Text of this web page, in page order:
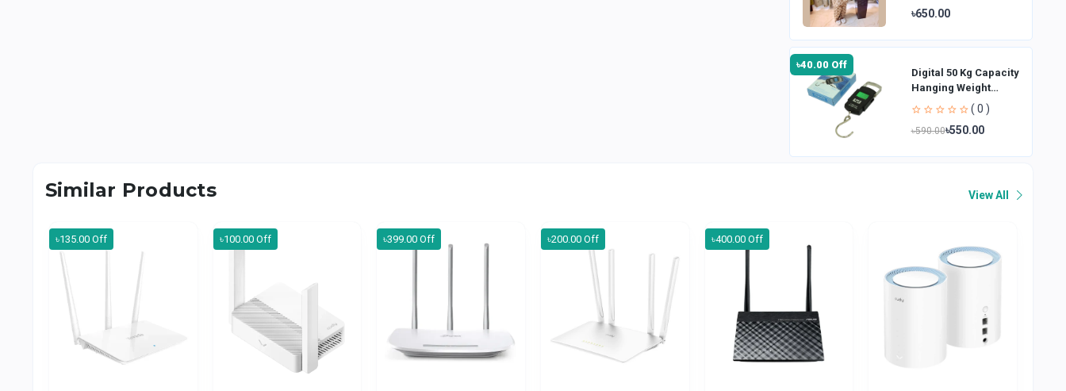
৳650.00
৳40.00 Off
Digital 50 Kg Capacity
Hanging Weight
Scale
( 0 )
৳590.00৳550.00
Similar Products View All
৳135.00 Off ৳100.00 Off ৳399.00 Off ৳200.00 Off ৳400.00 Off